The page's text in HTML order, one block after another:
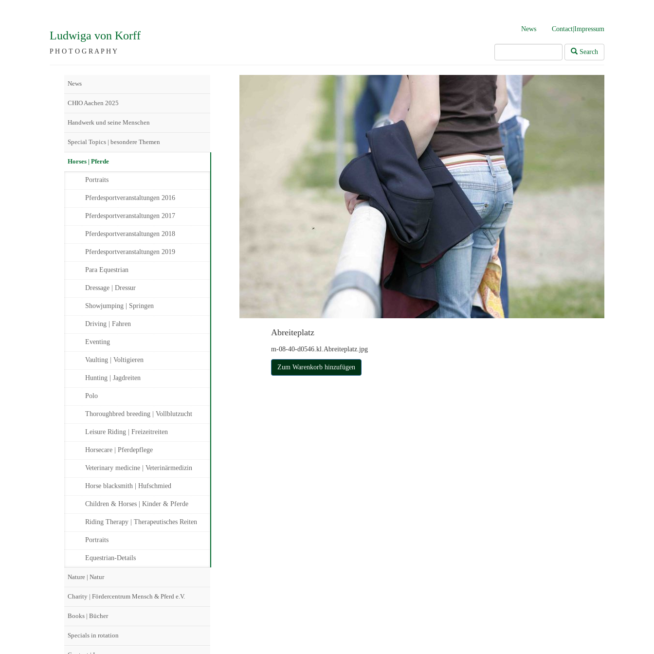
Ludwiga von Korff
P H O T O G R A P H Y
News Contact|Impressum
Search
News
CHIO Aachen 2025
Handwerk und seine Menschen
Special Topics | besondere Themen
Horses | Pferde
Portraits
Pferdesportveranstaltungen 2016
Pferdesportveranstaltungen 2017
Pferdesportveranstaltungen 2018
Pferdesportveranstaltungen 2019
Para Equestrian
Dressage | Dressur
Showjumping | Springen
Driving | Fahren
Eventing
Vaulting | Voltigieren
Hunting | Jagdreiten
Polo
Thoroughbred breeding | Vollblutzucht
Leisure Riding | Freizeitreiten
Horsecare | Pferdepflege
Veterinary medicine | Veterinärmedizin
Horse blacksmith | Hufschmied
Children & Horses | Kinder & Pferde
Riding Therapy | Therapeutisches Reiten
Portraits
Equestrian-Details
Nature | Natur
Charity | Fördercentrum Mensch & Pferd e.V.
Books | Bücher
Specials in rotation
Abreiteplatz
m-08-40-d0546.kl.Abreiteplatz.jpg